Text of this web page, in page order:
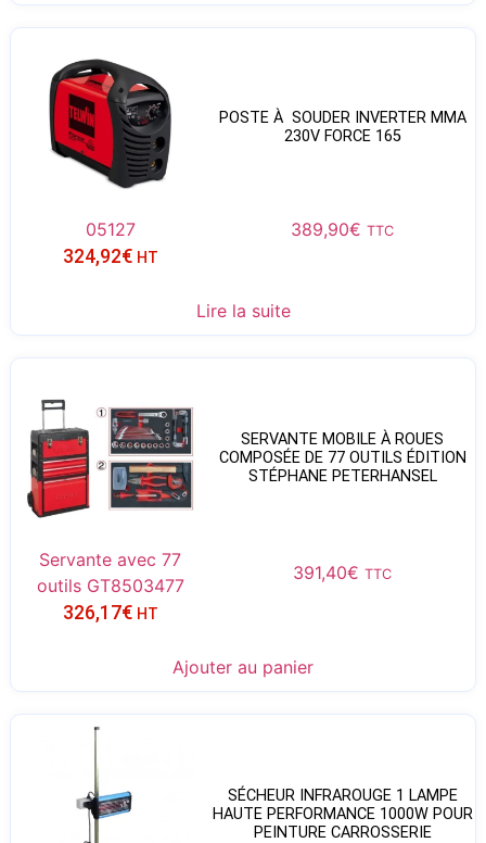
POSTE À SOUDER INVERTER MMA
230V FORCE 165
05127 389,90€ TTC
324,92€ HT
Lire la suite
SERVANTE MOBILE À ROUES
COMPOSÉE DE 77 OUTILS ÉDITION
STÉPHANE PETERHANSEL
Servante avec 77
outils GT8503477
391,40€ TTC
326,17€ HT
Ajouter au panier
SÉCHEUR INFRAROUGE 1 LAMPE
HAUTE PERFORMANCE 1000W POUR
PEINTURE CARROSSERIE